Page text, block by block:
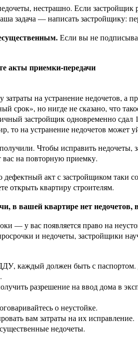
нестрашно. Если
задача — написать застройщику:
Если вы не
акты приемки-передачи
на устранение недочетов, а
срок», но нигде не сказано, что
застройщик одновременно
то на устранение недочетов может
Чтобы исправить недочеты,
вас на повторную приемку.
акт с застройщиком таки
открыть квартиру строителям.
в вашей квартире нет
— у вас появляется право на
и недочеты, застройщики
каждый должен быть с паспортом.
разрешение на ввод дома в
о неустойке.
вам затраты на их исправление.
недочеты.